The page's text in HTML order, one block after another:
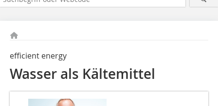
efficient energy
Wasser als Kältemittel